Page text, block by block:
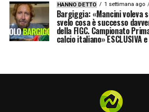
HANNO DETTO 1 settimana ago
Bargiggia: «Mancini voleva
svelo cosa è successo
della FIGC. Campionato
calcio italiano» ESCLUSIVA e